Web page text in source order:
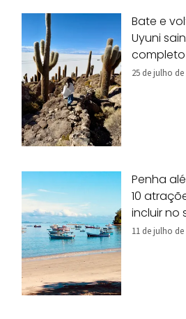
Bate e
Uyuni
25 de julho de
Penha
10
incluir no
11 de julho de